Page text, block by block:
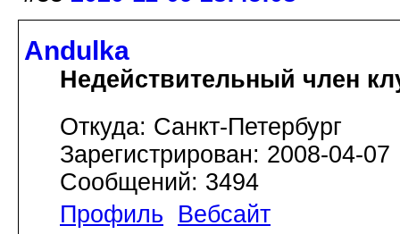
Andulka
Недействительный член
Откуда: Санкт-Петербург
Зарегистрирован: 2008-04-07
Сообщений: 3494
Профиль
Вебсайт